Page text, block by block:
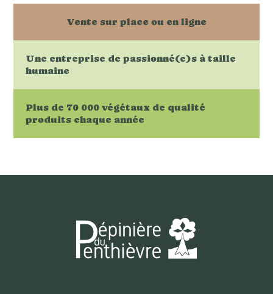
Vente sur place ou en ligne
Une entreprise de passionné(e)s à taille
humaine
Plus de 70 000 végétaux de qualité
produits chaque année